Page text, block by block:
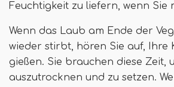
Feuchtigkeit zu liefern, wenn Sie
Wenn das Laub am Ende der
wieder stirbt, hören Sie auf, Ihre
gießen. Sie brauchen diese Zeit,
auszutrocknen und zu setzen.